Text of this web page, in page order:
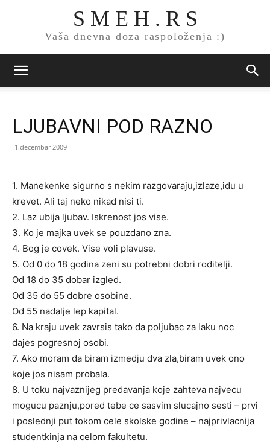
S M E H . R S
Vaša dnevna doza raspoloženja :)
LJUBAVNI POD RAZNO
1.decembar 2009
1. Manekenke sigurno s nekim razgovaraju,izlaze,idu u
krevet. Ali taj neko nikad nisi ti.
2. Laz ubija ljubav. Iskrenost jos vise.
3. Ko je majka uvek se pouzdano zna.
4. Bog je covek. Vise voli plavuse.
5. Od 0 do 18 godina zeni su potrebni dobri roditelji.
Od 18 do 35 dobar izgled.
Od 35 do 55 dobre osobine.
Od 55 nadalje lep kapital.
6. Na kraju uvek zavrsis tako da poljubac za laku noc
dajes pogresnoj osobi.
7. Ako moram da biram izmedju dva zla,biram uvek ono
koje jos nisam probala.
8. U toku najvaznijeg predavanja koje zahteva najvecu
mogucu paznju,pored tebe ce sasvim slucajno sesti – prvi
i poslednji put tokom cele skolske godine – najprivlacnija
studentkinja na celom fakultetu.